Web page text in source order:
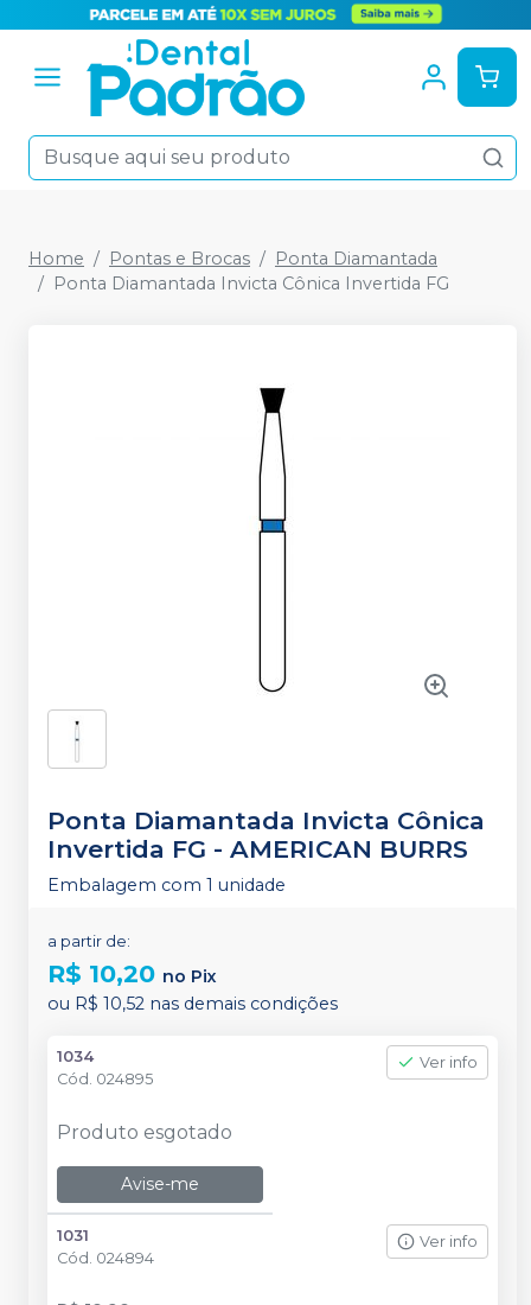
Home Pontas e Brocas
Ponta Diamantada
Ponta Diamantada Invicta Cônica Invertida FG
Ponta Diamantada Invicta Cônica
Invertida FG - AMERICAN BURRS
Embalagem com 1 unidade
a partir de:
R$ 10,20 no Pix
ou R$ 10,52 nas demais condições
1034
Cód. 024895
Ver info
Produto esgotado
Avise-me
1031
Cód. 024894
Ver info